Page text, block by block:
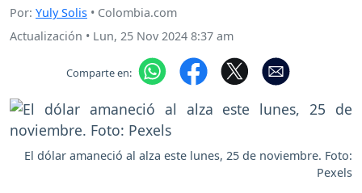
Por: Yuly Solis • Colombia.com
Actualización • Lun, 25 Nov 2024 8:37 am
Comparte en:
El dólar amaneció al alza este lunes, 25 de noviembre. Foto:
Pexels